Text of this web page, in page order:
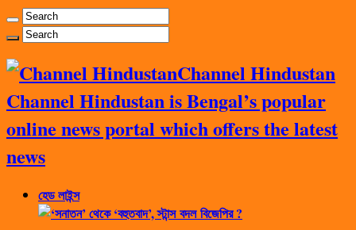
Channel Hindustan
Channel Hindustan is Bengal’s popular
online news portal which offers the latest
news
হেড লাইন্স